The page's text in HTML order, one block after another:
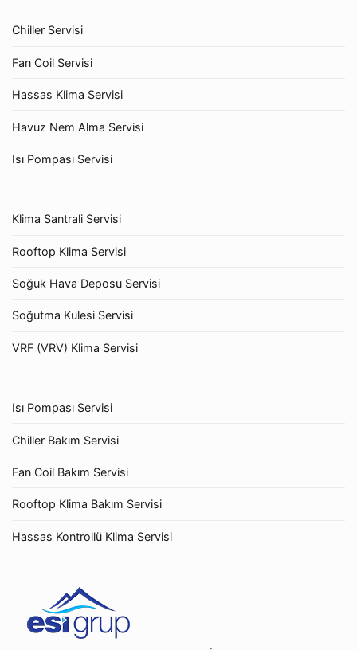
Chiller Servisi
Fan Coil Servisi
Hassas Klima Servisi
Havuz Nem Alma Servisi
Isı Pompası Servisi
Klima Santrali Servisi
Rooftop Klima Servisi
Soğuk Hava Deposu Servisi
Soğutma Kulesi Servisi
VRF (VRV) Klima Servisi
Isı Pompası Servisi
Chiller Bakım Servisi
Fan Coil Bakım Servisi
Rooftop Klima Bakım Servisi
Hassas Kontrollü Klima Servisi